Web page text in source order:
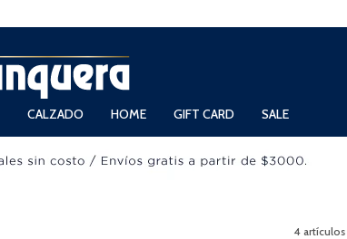
CALZADO HOME GIFT CARD SALE
4 artículos